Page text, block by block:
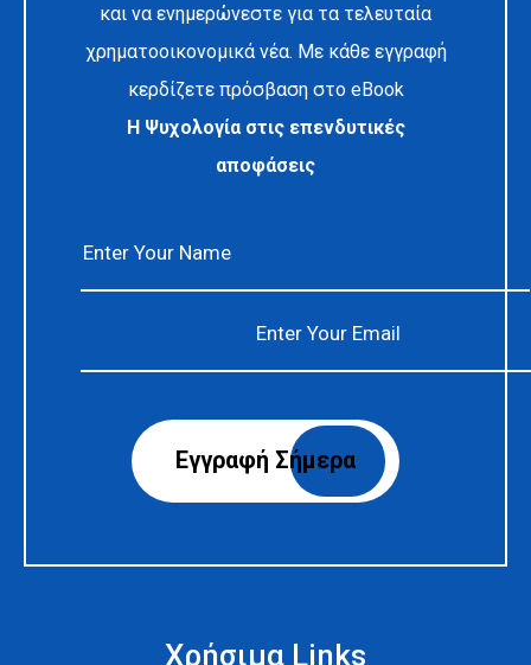
και να ενημερώνεστε για τα τελευταία
χρηματοοικονομικά νέα. Με κάθε εγγραφή
κερδίζετε πρόσβαση στο eBook
Η Ψυχολογία στις επενδυτικές
αποφάσεις
Χρήσιμα Links